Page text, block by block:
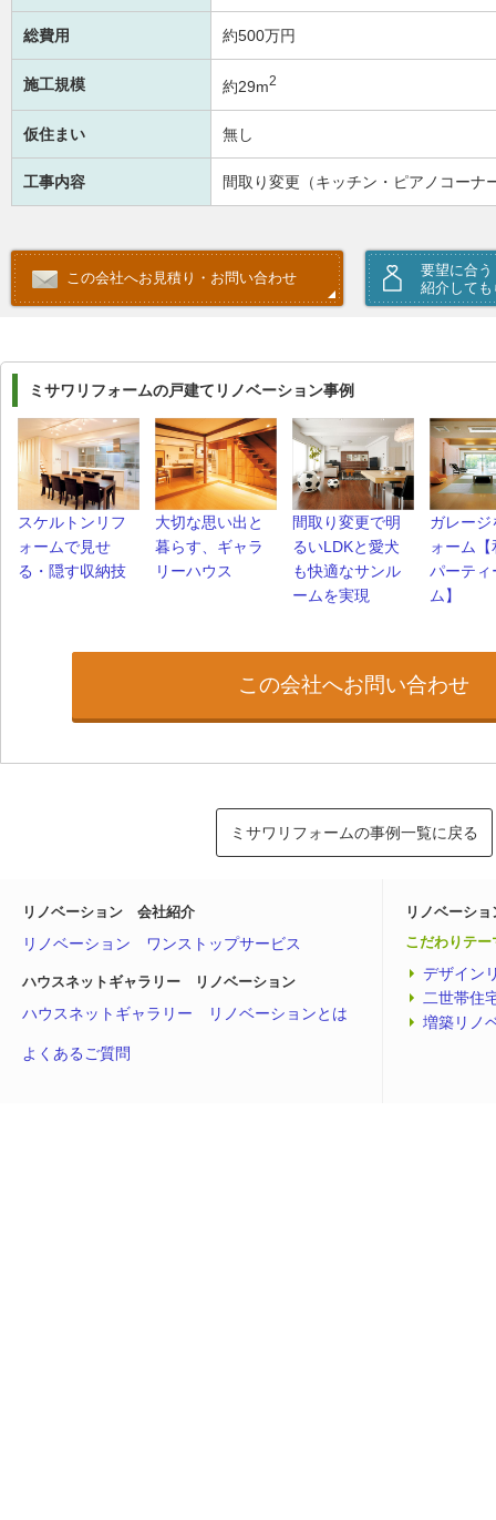
総費用 約500万円
施工規模 約29m2
仮住まい 無し
工事内容 間取り変更（キッチン・ピアノコーナ
この会社へお見積り・お問い合わせ
要望に合
紹介しても
ミサワリフォームの戸建てリノベーション事例
スケルトンリフ
ォームで見せ
る・隠す収納技
大切な思い出と
暮らす、ギャラ
リーハウス
間取り変更で明
るいLDKと愛犬
も快適なサンル
ームを実現
ガレージ
ォーム
パーティ
ム】
この会社へお問い合わせ
ミサワリフォームの事例一覧に戻る
リノベーション 会社紹介
リノベーション ワンストップサービス
ハウスネットギャラリー リノベーション
ハウスネットギャラリー リノベーションとは
よくあるご質問
リノベーシ
こだわりテー
デザイン
二世帯住
増築リノ